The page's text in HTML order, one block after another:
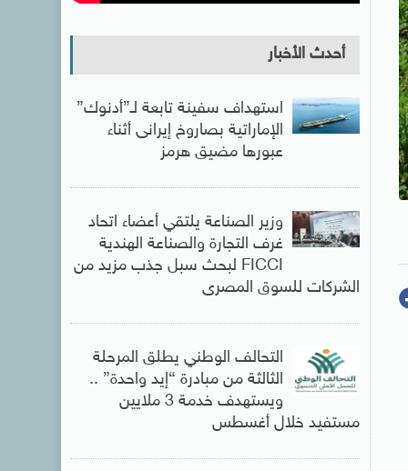
أحدث الأخبار
استهداف سفينة تابعة لـ”أدنوك”
الإماراتية بصاروخ إيرانى أثناء
عبورها مضيق هرمز
وزير الصناعة يلتقي أعضاء اتحاد
غرف التجارة والصناعة الهندية
FICCI لبحث سبل جذب مزيد من
الشركات للسوق المصرى
التحالف الوطني يطلق المرحلة
الثالثة من مبادرة “إيد واحدة” ..
ويستهدف خدمة 3 ملايين
مستفيد خلال أغسطس